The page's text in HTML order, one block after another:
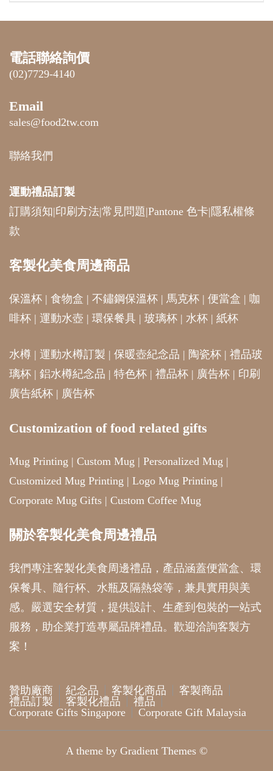
電話聯絡詢價
(02)7729-4140
Email
sales@food2tw.com
聯絡我們
運動禮品訂製
訂購須知|印刷方法|常見問題|Pantone 色卡| 隱私權條
款
客製化美食周邊商品
保溫杯 | 食物盒 | 不鏽鋼保溫杯 | 馬克杯 | 便當盒 | 咖
啡杯 | 運動水壺 | 環保餐具 | 玻璃杯 | 水杯 | 紙杯
水樽 | 運動水樽訂製 | 保暖壺紀念品 | 陶瓷杯 | 禮品玻
璃杯 | 鋁水樽紀念品 | 特色杯 | 禮品杯 | 廣告杯 | 印刷
廣告紙杯 | 廣告杯
Customization of food related gifts
Mug Printing | Custom Mug | Personalized Mug |
Customized Mug Printing | Logo Mug Printing |
Corporate Mug Gifts | Custom Coffee Mug
關於客製化美食周邊禮品
我們專注客製化美食周邊禮品，產品涵蓋便當盒、環
保餐具、隨行杯、水瓶及隔熱袋等，兼具實用與美
感。嚴選安全材質，提供設計、生產到包裝的一站式
服務，助企業打造專屬品牌禮品。歡迎洽詢客製方
案！
贊助廠商 紀念品 客製化商品
客製商品
禮品訂製
客製化禮品
禮品
Corporate Gifts Singapore
Corporate Gift Malaysia
A theme by Gradient Themes ©